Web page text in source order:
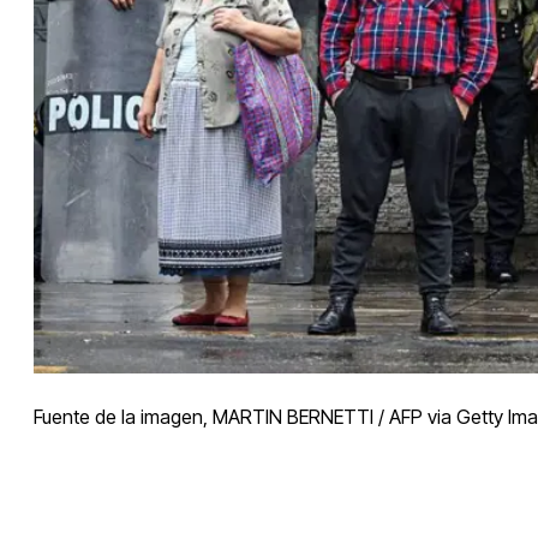
Fuente de la imagen, MARTIN BERNETTI / AFP via Getty